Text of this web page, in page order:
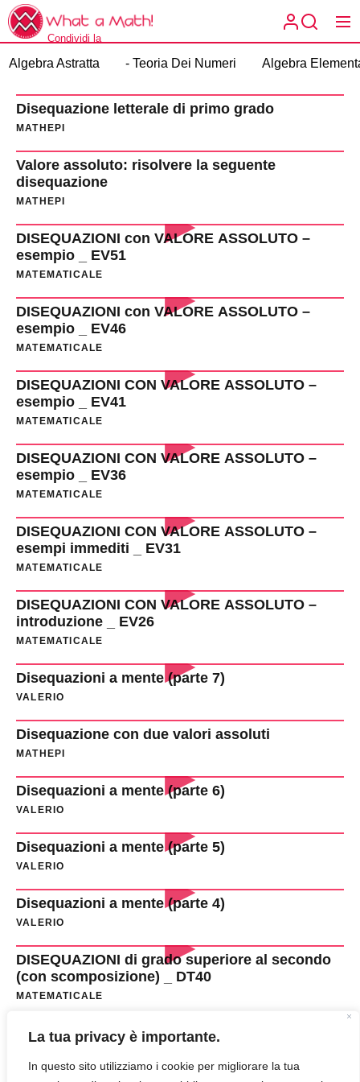
La tua privacy è importante.
In questo sito utilizziamo i cookie per migliorare la tua
Skip
to
the
content
What
What a
Math!
Condividi la
a modo tuo.
Algebra Astratta - Teoria Dei Numeri Algebra
Disequazione letterale di primo grado
MATHEPI
Valore assoluto: risolvere la seguente
disequazione
MATHEPI
DISEQUAZIONI con VALORE ASSOLUTO –
esempio _ EV51
MATEMATICALE
DISEQUAZIONI con VALORE ASSOLUTO –
esempio _ EV46
MATEMATICALE
DISEQUAZIONI CON VALORE ASSOLUTO –
esempio _ EV41
MATEMATICALE
DISEQUAZIONI CON VALORE ASSOLUTO –
esempio _ EV36
MATEMATICALE
DISEQUAZIONI CON VALORE ASSOLUTO –
esempi immediti _ EV31
MATEMATICALE
DISEQUAZIONI CON VALORE ASSOLUTO –
introduzione _ EV26
MATEMATICALE
Disequazioni a mente (parte 7)
VALERIO
Disequazione con due valori assoluti
MATHEPI
Disequazioni a mente (parte 6)
VALERIO
Disequazioni a mente (parte 5)
VALERIO
Disequazioni a mente (parte 4)
VALERIO
DISEQUAZIONI di grado superiore al secondo
(con scomposizione) _ DT40
MATEMATICALE
DISEQUAZIONI di grado superiore al secondo
(con scomposizione) _ DT35
MATEMATICALE